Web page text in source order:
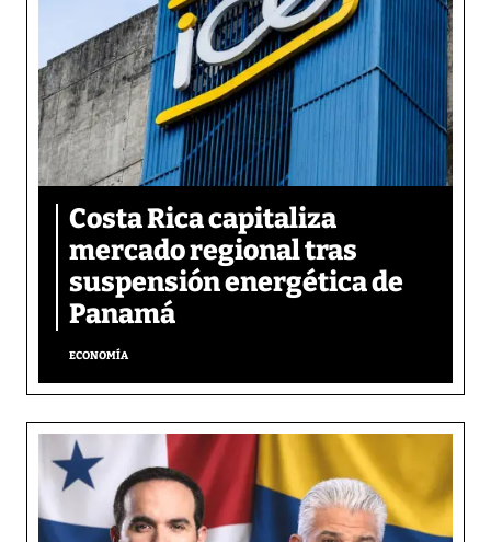
Costa Rica capitaliza
mercado regional tras
suspensión energética de
Panamá
ECONOMÍA